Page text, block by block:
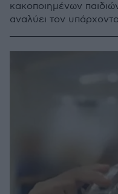
κακοποιημένων
αναλύει τον